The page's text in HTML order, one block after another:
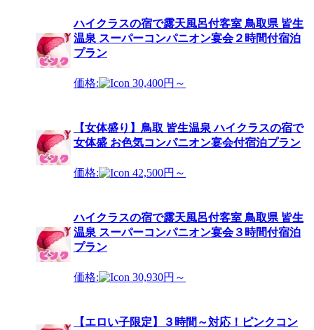
ハイクラスの宿で露天風呂付客室 鳥取県 皆生
温泉 スーパーコンパニオン宴会２時間付宿泊
プラン
価格: 30,400円～
【女体盛り】鳥取 皆生温泉 ハイクラスの宿で
女体盛 お色気コンパニオン宴会付宿泊プラン
価格: 42,500円～
ハイクラスの宿で露天風呂付客室 鳥取県 皆生
温泉 スーパーコンパニオン宴会３時間付宿泊
プラン
価格: 30,930円～
【エロい子限定】３時間～対応！ピンクコン